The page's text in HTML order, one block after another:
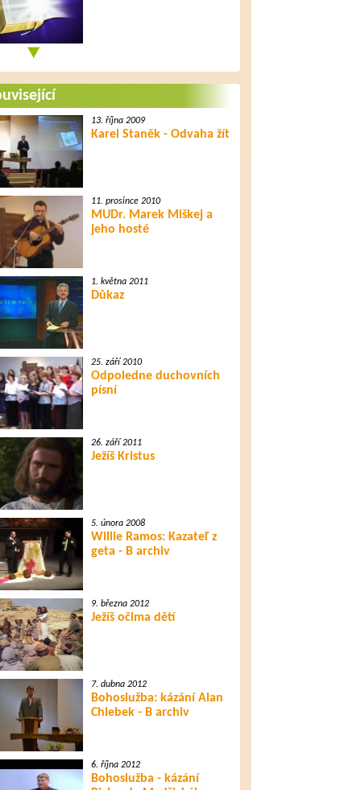
Kdo je odpovědný za zlo,
když ne Bůh?
13. října 2014
14. října 2014
Ježíš mění životy
15. října 2014
16. října 2014
Setkání s Ježíšem v
19. října 2014
20. října 2014
Ježíšův dar z ráje
21. října 2014
22. října 2014
Pravda a lež o
23. října 2014
13. října 2009
Karel Staněk - Odvaha žít
11. prosince 2010
MUDr. Marek Miškej a
jeho hosté
1. května 2011
Důkaz
25. září 2010
Odpoledne duchovních
písní
26. září 2011
Ježíš Kristus
5. února 2008
Willie Ramos: Kazateľ z
geta - B archiv
9. března 2012
Ježíš očima dětí
7. dubna 2012
Bohoslužba: kázání Alan
Chlebek - B archiv
6. října 2012
Bohoslužba - kázání